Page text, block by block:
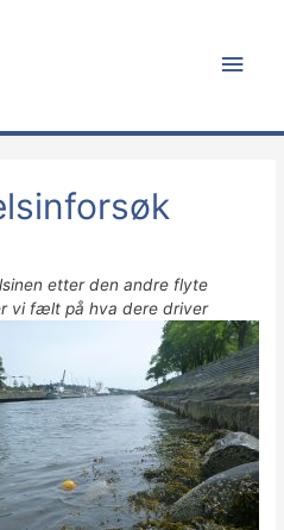
etter den andre flyte
vi fælt på hva dere driver